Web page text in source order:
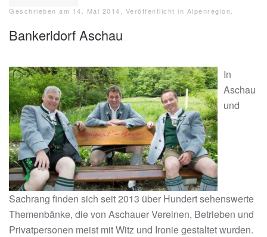
Geschrieben am 14. Mai 2014 . Veröffentlicht in Alpenregion
Bankerldorf Aschau
In
Aschau
und
Sachrang finden sich seit 2013 über Hundert sehenswerte
Themenbänke, die von Aschauer Vereinen, Betrieben und
Privatpersonen meist mit Witz und Ironie gestaltet wurden.